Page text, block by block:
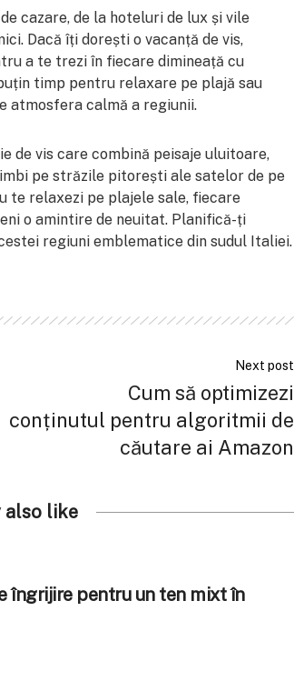
cazare, de la hoteluri de lux și vile
Dacă îți dorești o vacanță de vis,
a te trezi în fiecare dimineață cu
timp pentru relaxare pe plajă sau
atmosfera calmă a regiunii.
de vis care combină peisaje uluitoare,
pe străzile pitorești ale satelor de pe
te relaxezi pe plajele sale, fiecare
o amintire de neuitat. Planifică-ți
regiuni emblematice din sudul Italiei.
Next post
Cum să optimizezi
conținutul pentru algoritmii de
căutare ai Amazon
also like
îngrijire pentru un ten mixt în